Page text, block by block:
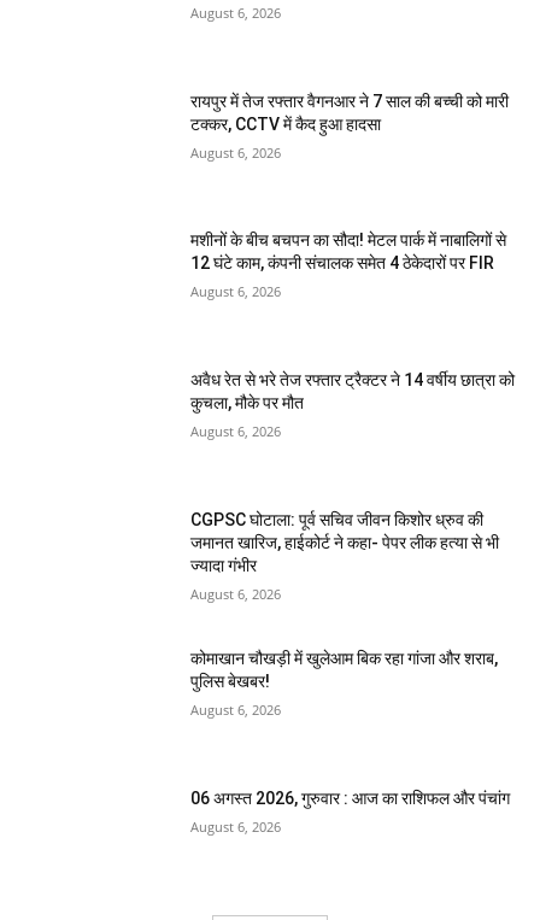
August 6, 2026
रायपुर में तेज रफ्तार वैगनआर ने 7 साल की बच्ची को मारी
टक्कर, CCTV में कैद हुआ हादसा
August 6, 2026
मशीनों के बीच बचपन का सौदा! मेटल पार्क में नाबालिगों से
12 घंटे काम, कंपनी संचालक समेत 4 ठेकेदारों पर FIR
August 6, 2026
अवैध रेत से भरे तेज रफ्तार ट्रैक्टर ने 14 वर्षीय छात्रा को
कुचला, मौके पर मौत
August 6, 2026
CGPSC घोटाला: पूर्व सचिव जीवन किशोर ध्रुव की
जमानत खारिज, हाईकोर्ट ने कहा- पेपर लीक हत्या से भी
ज्यादा गंभीर
August 6, 2026
कोमाखान चौखड़ी में खुलेआम बिक रहा गांजा और शराब,
पुलिस बेखबर!
August 6, 2026
06 अगस्त 2026, गुरुवार : आज का राशिफल और पंचांग
August 6, 2026